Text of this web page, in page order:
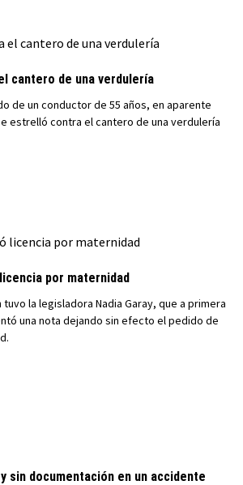
cantero de una verdulería
de un conductor de 55 años, en aparente
estrelló contra el cantero de una verdulería
por maternidad
la legisladora Nadia Garay, que a primera
una nota dejando sin efecto el pedido de
sin documentación en un accidente